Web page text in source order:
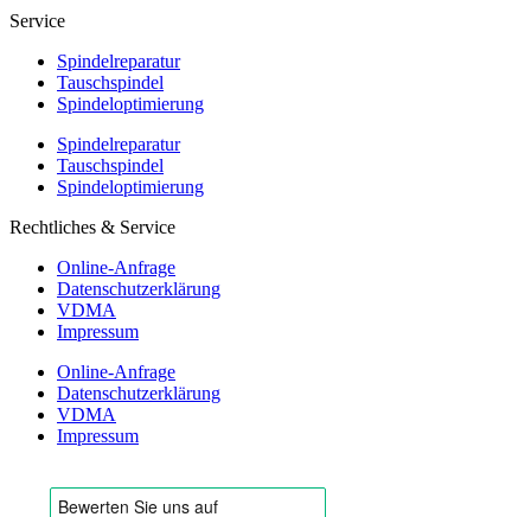
Service
Spindelreparatur
Tauschspindel
Spindeloptimierung
Spindelreparatur
Tauschspindel
Spindeloptimierung
Rechtliches & Service
Online-Anfrage
Datenschutzerklärung
VDMA
Impressum
Online-Anfrage
Datenschutzerklärung
VDMA
Impressum